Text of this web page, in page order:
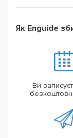
Як Enguide
Ви